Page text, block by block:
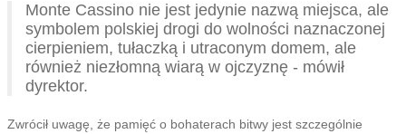
Monte Cassino nie jest jedynie nazwą miejsca, ale
symbolem polskiej drogi do wolności naznaczonej
cierpieniem, tułaczką i utraconym domem, ale
również niezłomną wiarą w ojczyznę - mówił
dyrektor.
Zwrócił uwagę, że pamięć o bohaterach bitwy jest szczególnie